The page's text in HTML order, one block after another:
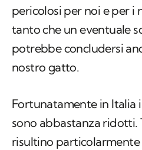
pericolosi per noi e per i
tanto che un eventuale
potrebbe concludersi
nostro gatto.
Fortunatamente in Italia
sono abbastanza ridotti.
risultino particolarmente